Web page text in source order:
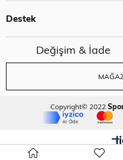
Destek
Değişim & İade
Copyright© 2022